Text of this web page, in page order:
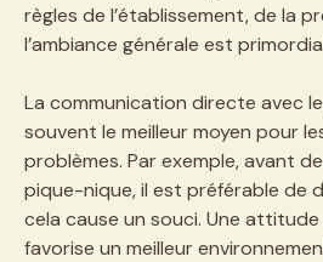
règles de l’établissement, de la
l’ambiance générale est
La communication directe avec
souvent le meilleur moyen pour
problèmes. Par exemple, avant
pique-nique, il est préférable de
cela cause un souci. Une
favorise un meilleur